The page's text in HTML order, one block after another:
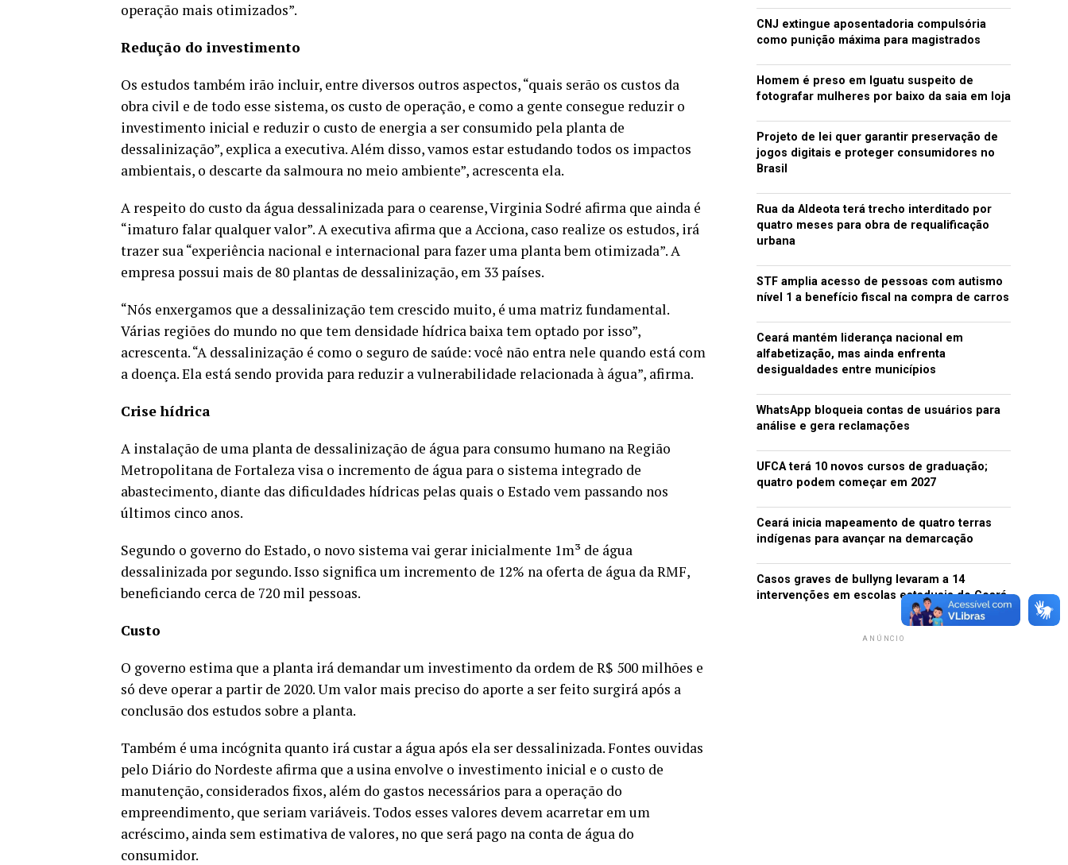
operação mais otimizados”.
Redução do investimento
Os estudos também irão incluir, entre diversos outros aspectos, “quais serão os custos da
obra civil e de todo esse sistema, os custo de operação, e como a gente consegue reduzir o
investimento inicial e reduzir o custo de energia a ser consumido pela planta de
dessalinização”, explica a executiva. Além disso, vamos estar estudando todos os impactos
ambientais, o descarte da salmoura no meio ambiente”, acrescenta ela.
A respeito do custo da água dessalinizada para o cearense, Virginia Sodré afirma que ainda é
“imaturo falar qualquer valor”. A executiva afirma que a Acciona, caso realize os estudos, irá
trazer sua “experiência nacional e internacional para fazer uma planta bem otimizada”. A
empresa possui mais de 80 plantas de dessalinização, em 33 países.
“Nós enxergamos que a dessalinização tem crescido muito, é uma matriz fundamental.
Várias regiões do mundo no que tem densidade hídrica baixa tem optado por isso”,
acrescenta. “A dessalinização é como o seguro de saúde: você não entra nele quando está com
a doença. Ela está sendo provida para reduzir a vulnerabilidade relacionada à água”, afirma.
Crise hídrica
A instalação de uma planta de dessalinização de água para consumo humano na Região
Metropolitana de Fortaleza visa o incremento de água para o sistema integrado de
abastecimento, diante das dificuldades hídricas pelas quais o Estado vem passando nos
últimos cinco anos.
Segundo o governo do Estado, o novo sistema vai gerar inicialmente 1m³ de água
dessalinizada por segundo. Isso significa um incremento de 12% na oferta de água da RMF,
beneficiando cerca de 720 mil pessoas.
Custo
O governo estima que a planta irá demandar um investimento da ordem de R$ 500 milhões e
só deve operar a partir de 2020. Um valor mais preciso do aporte a ser feito surgirá após a
conclusão dos estudos sobre a planta.
Também é uma incógnita quanto irá custar a água após ela ser dessalinizada. Fontes ouvidas
pelo Diário do Nordeste afirma que a usina envolve o investimento inicial e o custo de
manutenção, considerados fixos, além do gastos necessários para a operação do
empreendimento, que seriam variáveis. Todos esses valores devem acarretar em um
acréscimo, ainda sem estimativa de valores, no que será pago na conta de água do
consumidor.
CNJ extingue aposentadoria compulsória
como punição máxima para magistrados
Homem é preso em Iguatu suspeito de
fotografar mulheres por baixo da saia em loja
Projeto de lei quer garantir preservação de
jogos digitais e proteger consumidores no
Brasil
Rua da Aldeota terá trecho interditado por
quatro meses para obra de requalificação
urbana
STF amplia acesso de pessoas com autismo
nível 1 a benefício fiscal na compra de carros
Ceará mantém liderança nacional em
alfabetização, mas ainda enfrenta
desigualdades entre municípios
WhatsApp bloqueia contas de usuários para
análise e gera reclamações
UFCA terá 10 novos cursos de graduação;
quatro podem começar em 2027
Ceará inicia mapeamento de quatro terras
indígenas para avançar na demarcação
Casos graves de bullyng levaram a 14
intervenções em escolas estaduais do Ceará
ANÚNCIO